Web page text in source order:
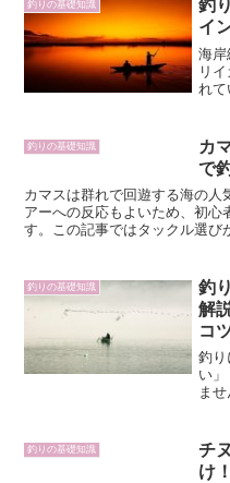
るテ
釣りの基礎知識
釣
イ
海岸
リ
れて
た
好
エ
釣りの基礎知識
カ
で
カマスは群れで回遊する海の
アーへの反応もよいため、初心
す。この記事ではタックル選び
クまでを詳しく解説し、カマ
釣りの基礎知識
釣
解
コ
釣り
い
ま
る“
き
水温
て
釣りの基礎知識
チ
け